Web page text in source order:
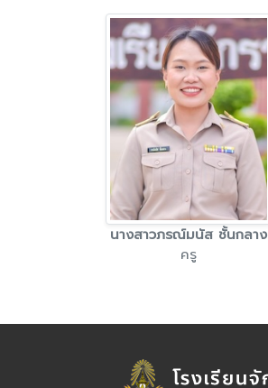
นางสาวภรณ์มนัส ชั้นกลาง
ครู